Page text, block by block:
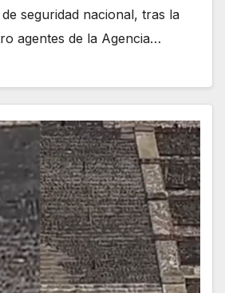
seguridad nacional, tras la
agentes de la Agencia…